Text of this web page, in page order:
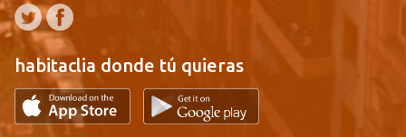
habitaclia donde tú quieras